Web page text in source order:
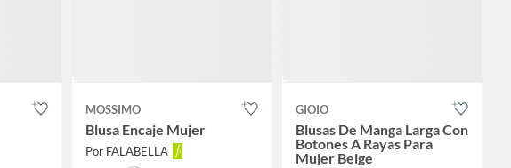
MOSSIMO
Blusa Encaje Mujer
Por FALABELLA
GIOIO
Blusas De Manga Larga Con
Botones A Rayas Para
Mujer Beige